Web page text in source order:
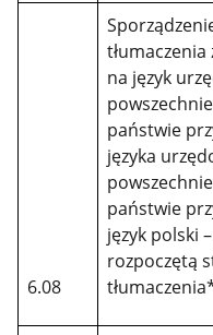
6.08
tłumaczenia
na język
państwie
języka
państwie
język polski
rozpoczętą